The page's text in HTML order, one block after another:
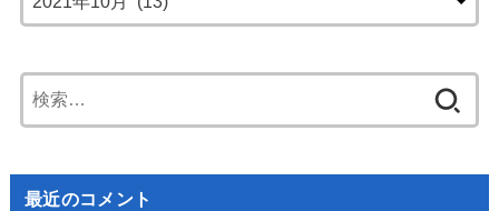
索:
最近のコメント